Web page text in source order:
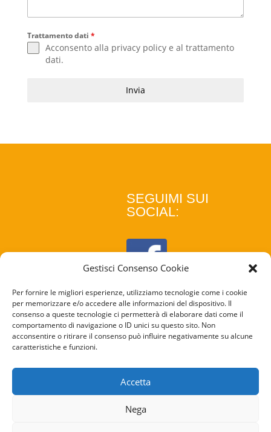
Gestisci Consenso Cookie
Per fornire le migliori esperienze, utilizziamo tecnologie come i cookie
per memorizzare e/o accedere alle informazioni del dispositivo. Il
consenso a queste tecnologie ci permetterà di elaborare dati come il
comportamento di navigazione o ID unici su questo sito. Non
acconsentire o ritirare il consenso può influire negativamente su alcune
caratteristiche e funzioni.
Accetta
Nega
Trattamento dati *
Acconsento alla privacy policye al trattamento
dati.
Invia
SEGUIMI SUI
SOCIAL:
COOKIE
POLICY
PRIVACY